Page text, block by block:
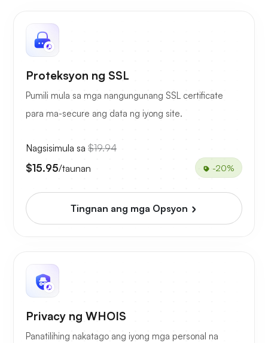
Proteksyon ng SSL
Pumili mula sa mga nangungunang SSL certificate
para ma-secure ang data ng iyong site.
Nagsisimula sa $19.94
$15.95/taunan -20%
Tingnan ang mga Opsyon
Privacy ng WHOIS
Panatilihing nakatago ang iyong mga personal na